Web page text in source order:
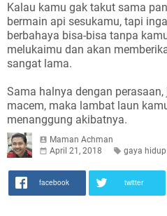
Kalau kamu gak takut sama
bermain api sesukamu, tapi
berbahaya bisa-bisa tanpa
melukaimu dan akan
sangat lama.
Sama halnya dengan
macem, maka lambat laun
menanggung akibatnya.
Maman Achman
April 21, 2018
gaya hidup
facebook twitter